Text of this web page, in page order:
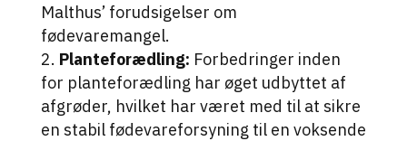
Malthus’ forudsigelser om
fødevaremangel.
Planteforædling: Forbedringer inden
for planteforædling har øget udbyttet af
afgrøder, hvilket har været med til at sikre
en stabil fødevareforsyning til en voksende